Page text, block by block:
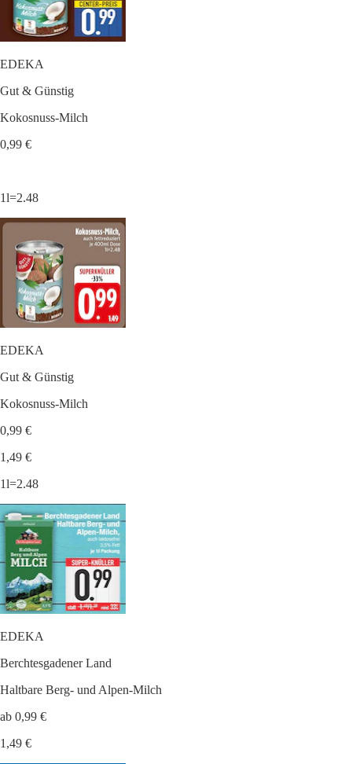
EDEKA
Gut & Günstig
Kokosnuss-Milch
0,99 €
1l=2.48
EDEKA
Gut & Günstig
Kokosnuss-Milch
0,99 €
1,49 €
1l=2.48
EDEKA
Berchtesgadener Land
Haltbare Berg- und Alpen-Milch
ab 0,99 €
1,49 €